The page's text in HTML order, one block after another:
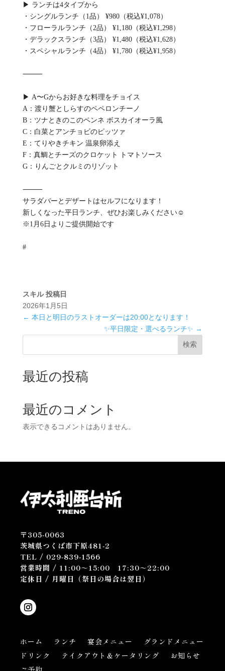
▶ ランチは4タイプから
・シングルランチ（1品） ¥980（税込¥1,078）
・フローラルランチ（2品） ¥1,180（税込¥1,298）
・デラックスランチ（3品） ¥1,480（税込¥1,628）
・スペシャルランチ（4品） ¥1,780（税込¥1,958）
⸻
▶ A〜Gからお好きな料理をチョイス
A：渡り蟹としらすのペペロンチーノ
B：ツナときのこのペンネ ボスカイオーラ風
C：白菜とアンチョビのピッツァ
E：てりやきチキン 温泉卵添え
F：真鯛とチーズのクロケット トマトソース
G：りんごとクルミのリゾット
⸻
サラダバーとデザートはセルフになります！
新しくなった平日ランチ、ぜひお楽しみください☺️
※1月6日よりご提供開始です
#
スキル 投稿日
2026年1月5日
← 本日と明日のラストオーダーは20:00となります！
✨平日限定・選べるランチ✨ →
検索
最近の投稿
最近のコメント
表示できるコメントはありません。
〒305-0063
茨城県つくば市下原481-2
TEL / 029-839-1566
営業時間 / 11:00～15:00 17:30～22:00
定休日 / 月曜日（祭日の場合は翌日）
ホーム ランチ 宴会メニュー
グランドメニュー
ドリンク
テイクアウト＆ケータリング
お知らせ